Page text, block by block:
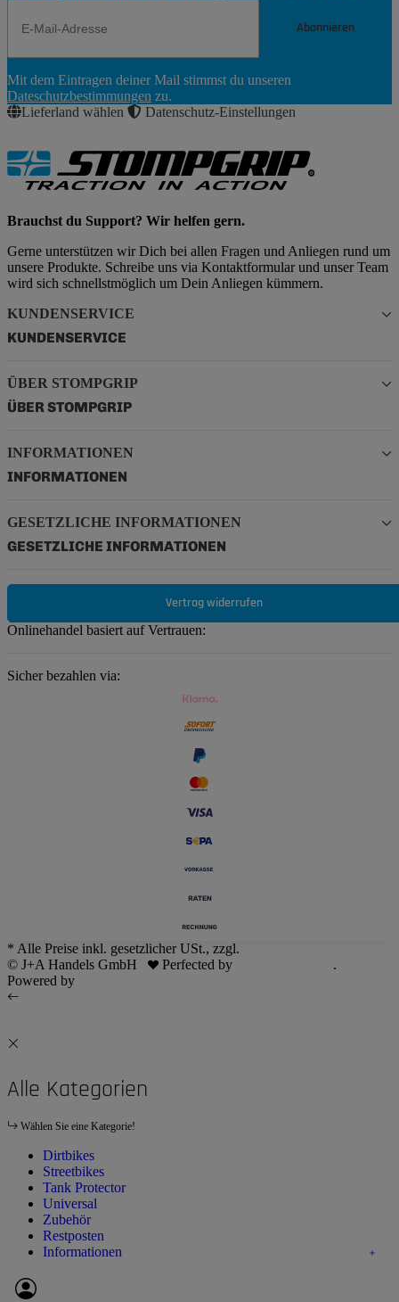
Abonnieren
Abonnieren
Mit dem Eintragen deiner Mail stimmst du unseren
Dateschutzbestimmungen zu.
Lieferland wählen
Datenschutz-Einstellungen
Brauchst du Support? Wir helfen gern.
Gerne unterstützen wir Dich bei allen Fragen und Anliegen rund um
unsere Produkte. Schreibe uns via Kontaktformular und unser Team
wird sich schnellstmöglich um Dein Anliegen kümmern.
KUNDENSERVICE
KUNDENSERVICE
ÜBER STOMPGRIP
ÜBER STOMPGRIP
INFORMATIONEN
INFORMATIONEN
GESETZLICHE INFORMATIONEN
GESETZLICHE INFORMATIONEN
Vertrag widerrufen
Onlinehandel basiert auf Vertrauen:
Sicher bezahlen via:
* Alle Preise inkl. gesetzlicher USt., zzgl.
© J+A Handels GmbH
Perfected by
.
Powered by
Alle Kategorien
Wählen Sie eine Kategorie!
Dirtbikes
Streetbikes
Tank Protector
Universal
Zubehör
Restposten
Informationen